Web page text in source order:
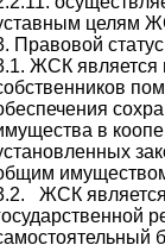
целям
Правовой
ЖСК является
в
ЖСК